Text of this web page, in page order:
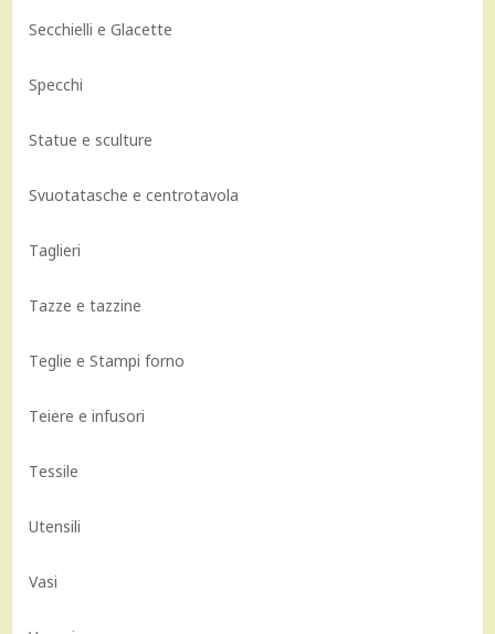
Secchielli e Glacette
Specchi
Statue e sculture
Svuotatasche e centrotavola
Taglieri
Tazze e tazzine
Teglie e Stampi forno
Teiere e infusori
Tessile
Utensili
Vasi